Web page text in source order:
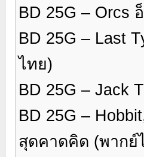
BD 25G – Orcs
BD 25G – Last
ไทย)
BD 25G – Jack
BD 25G –
สุดคาดคิด (พากย์